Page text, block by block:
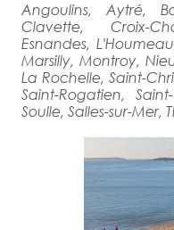
Angoulins, Aytré,
Clavette, Croix-
Esnandes,
Marsilly, Montroy,
La Rochelle, Saint-
Saint-Rogatien,
Soulle, Salles-sur-Mer,